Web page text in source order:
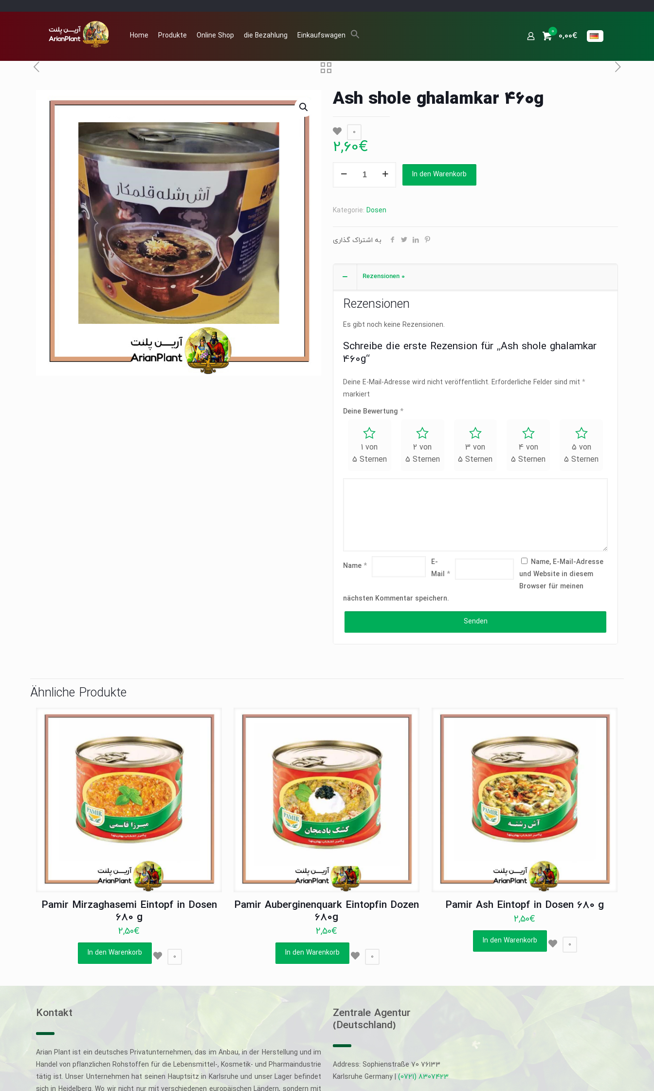
Home Produkte Online Shop die Bezahlung Einkaufswagen 0 0,00€
Ash shole ghalamkar 460g
0
2,60€
Menge
In den Warenkorb
Kategorie: Dosen
به اشتراک گذاری
Rezensionen 0
Rezensionen
Es gibt noch keine Rezensionen.
Schreibe die erste Rezension für „Ash shole ghalamkar
460g“
Deine E-Mail-Adresse wird nicht veröffentlicht. Erforderliche Felder sind mit *
markiert
Deine Bewertung *
1 von
5 Sternen
2 von
5 Sternen
3 von
5 Sternen
4 von
5 Sternen
5 von
5 Sternen
Name *
E-
Mail*
Name, E-Mail-Adresse
und Website in diesem
Browser für meinen
nächsten Kommentar speichern.
Ähnliche Produkte
Pamir Mirzaghasemi Eintopf in Dosen
680 g
2,50€
In den Warenkorb 0
Pamir Auberginenquark Eintopfin Dozen
680g
2,50€
In den Warenkorb 0
Pamir Ash Eintopf in Dosen 680 g
2,50€
In den Warenkorb 0
Kontakt
Arian Plant ist ein deutsches Privatunternehmen, das im Anbau, in der Herstellung und im
Handel von pflanzlichen Rohstoffen für die Lebensmittel-, Kosmetik- und Pharmaindustrie
tätig ist. Unser Unternehmen hat seinen Hauptsitz in Karlsruhe und unser Lager befindet
Zentrale Agentur
(Deutschland)
Address: Sophienstraße 70 76133
Karlsruhe Germany | (0721) 8307423